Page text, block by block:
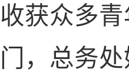
收获众多
门，总务